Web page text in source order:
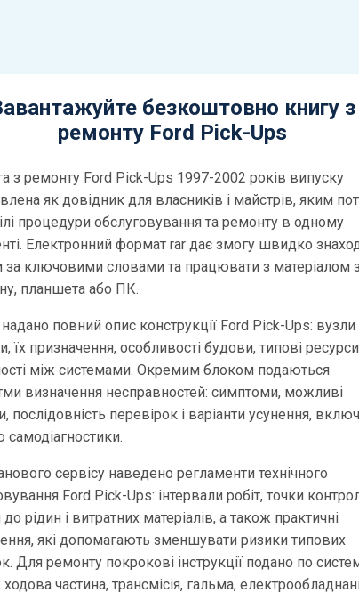
безкоштовно книгу з
ремонту Ford Pick-Ups
з ремонту Ford Pick-Ups 1997-2002 років випуску
як довідник для власників і майстрів, яким
процедури обслуговування та ремонту в одному
Електронний формат rar дає змогу швидко
за ключовими словами та працювати з матеріалом з
планшета або ПК.
надано повний опис конструкції Ford Pick-Ups: вузли
їх призначення, особливості будови, типові
між системами. Окремим блоком подаються
визначення несправностей: симптоми, можливі
послідовність перевірок і варіанти усунення,
самодіагностики.
сервісу наведено регламенти технічного
Ford Pick-Ups: інтервали робіт, точки
рідин і витратних матеріалів, а також практичні
які допомагають зменшувати ризики типових
Для ремонту покрокові інструкції подано по
ходова частина, трансмісія, гальма,